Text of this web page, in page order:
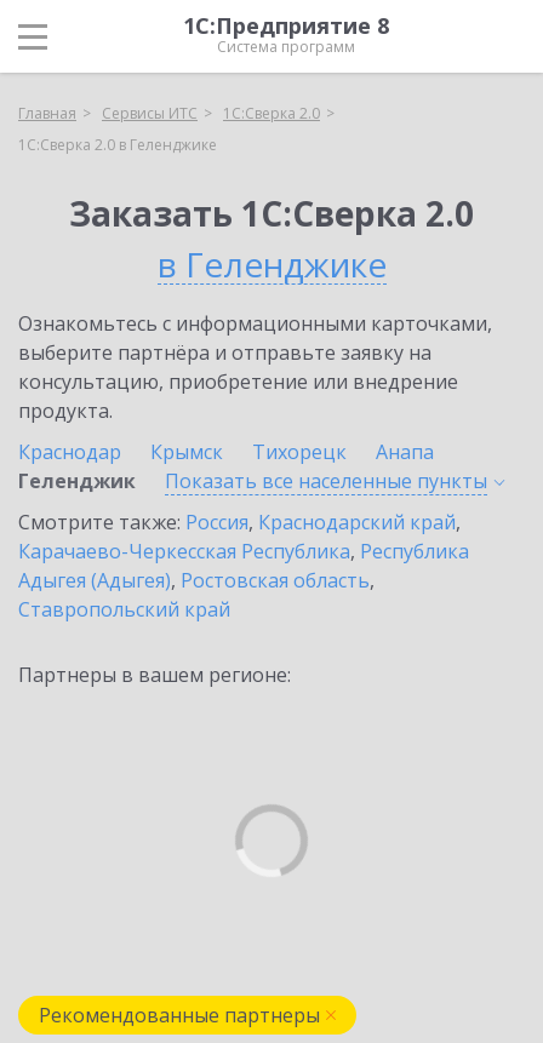
1С:Предприятие 8
Система программ
Главная Сервисы ИТС
1С:Сверка 2.0
1С:Сверка 2.0 в Геленджике
Заказать 1С:Сверка 2.0
в Геленджике
Ознакомьтесь с информационными карточками,
выберите партнёра и отправьте заявку на
консультацию, приобретение или внедрение
продукта.
Краснодар
Крымск Тихорецк
Анапа
Геленджик
Показать все населенные пункты
Смотрите также: Россия, Краснодарский край,
Карачаево-Черкесская Республика, Республика
Адыгея (Адыгея), Ростовская область,
Ставропольский край
Партнеры в вашем регионе:
Рекомендованные партнеры